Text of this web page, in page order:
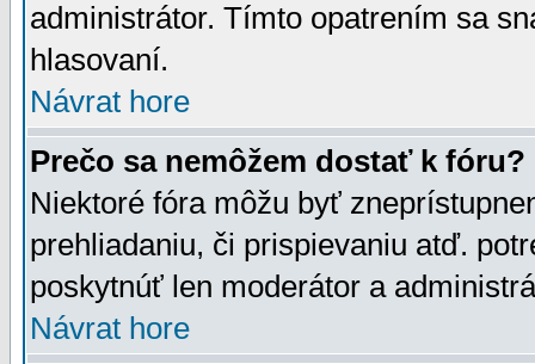
administrátor. Tímto opatrením sa
hlasovaní.
Návrat hore
Prečo sa nemôžem dostať k fóru?
Niektoré fóra môžu byť
prehliadaniu, či prispievaniu atď.
poskytnúť len moderátor a
Návrat hore